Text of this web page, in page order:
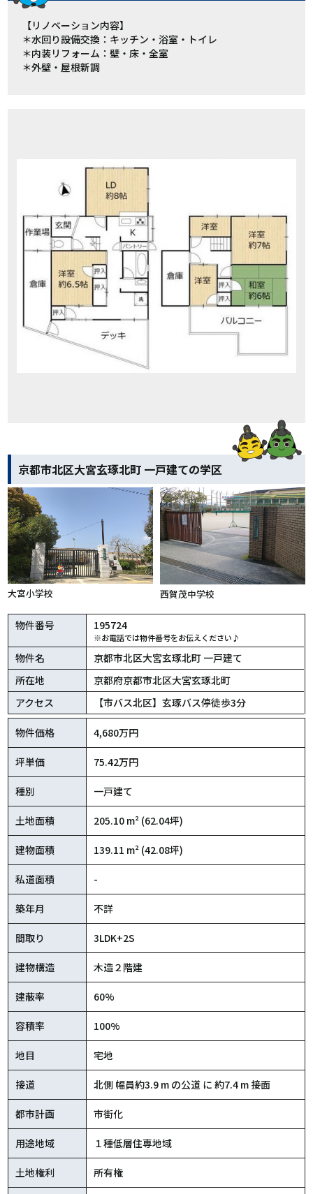
【リノベーション内容】
＊水回り設備交換：キッチン・浴室・トイレ
＊内装リフォーム：壁・床・全室
＊外壁・屋根新調
京都市北区大宮玄琢北町 一戸建ての学区
大宮小学校 西賀茂中学校
物件番号 195724
※お電話では物件番号をお伝えください♪
物件名
京都市北区大宮玄琢北町 一戸建て
所在地
京都府京都市北区大宮玄琢北町
アクセス
【市バス北区】玄琢バス停徒歩3分
物件価格 4,680万円
坪単価 75.42万円
種別 一戸建て
土地面積 205.10 m² (62.04坪)
建物面積 139.11 m² (42.08坪)
私道面積 -
築年月 不詳
間取り 3LDK+2S
建物構造 木造２階建
建蔽率 60%
容積率 100%
地目 宅地
接道 北側 幅員約3.9 m の公道 に 約7.4 m 接面
都市計画 市街化
用途地域 １種低層住専地域
土地権利 所有権